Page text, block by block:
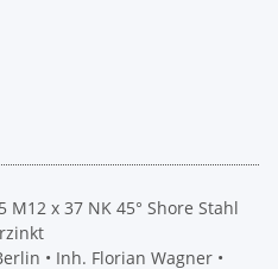
x 37 NK 45° Shore Stahl
• Inh. Florian Wagner •